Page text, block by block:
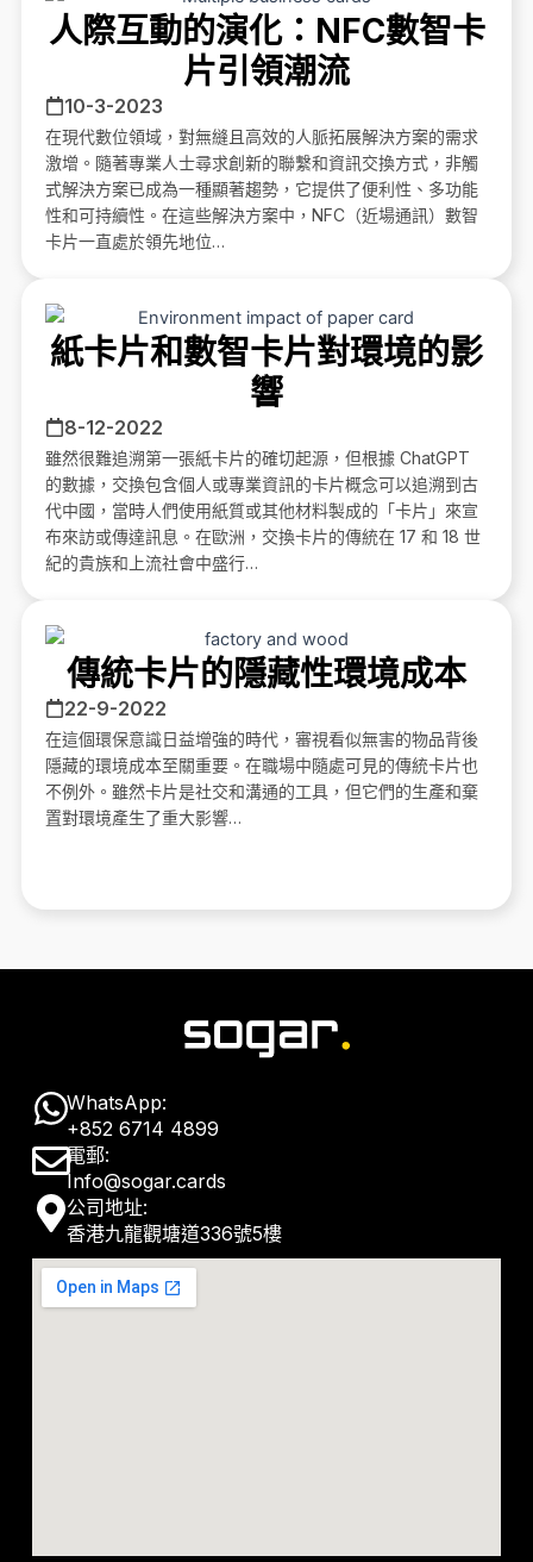
人際互動的演化：NFC數智卡
片引領潮流
10-3-2023
在現代數位領域，對無縫且高效的人脈拓展解決方案的需求
激增。隨著專業人士尋求創新的聯繫和資訊交換方式，非觸
式解決方案已成為一種顯著趨勢，它提供了便利性、多功能
性和可持續性。在這些解決方案中，NFC（近場通訊）數智
卡片一直處於領先地位…
紙卡片和數智卡片對環境的影
響
8-12-2022
雖然很難追溯第一張紙卡片的確切起源，但根據 ChatGPT
的數據，交換包含個人或專業資訊的卡片概念可以追溯到古
代中國，當時人們使用紙質或其他材料製成的「卡片」來宣
布來訪或傳達訊息。在歐洲，交換卡片的傳統在 17 和 18 世
紀的貴族和上流社會中盛行…
傳統卡片的隱藏性環境成本
22-9-2022
在這個環保意識日益增強的時代，審視看似無害的物品背後
隱藏的環境成本至關重要。在職場中隨處可見的傳統卡片也
不例外。雖然卡片是社交和溝通的工具，但它們的生產和棄
置對環境產生了重大影響…
W
h
a
t
s
a
WhatsApp:
+852 6714 4899
E
n
v
e
l
電郵:
Info@sogar.cards
M
a
p
公司地址:
香港九龍觀塘道336號5樓